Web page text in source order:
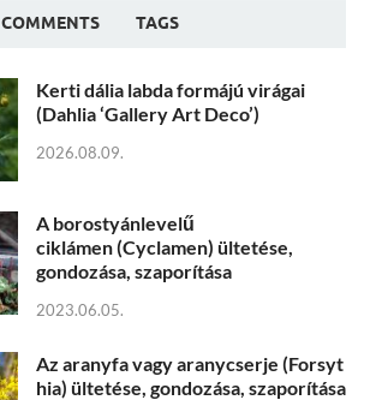
COMMENTS TAGS
Kerti dália labda formájú virágai
(Dahlia ‘Gallery Art Deco’)
2026.08.09.
A borostyánlevelű
ciklámen (Cyclamen) ültetése,
gondozása, szaporítása
2023.06.05.
Az aranyfa vagy aranycserje (Forsyt
hia) ültetése, gondozása, szaporítása